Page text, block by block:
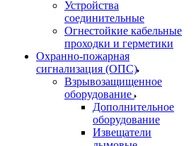
Устройства
соединительные
Огнестойкие кабельные
проходки и герметики
Охранно-пожарная
сигнализация (ОПС)
Взрывозащищенное
оборудование
Дополнительное
оборудование
Извещатели